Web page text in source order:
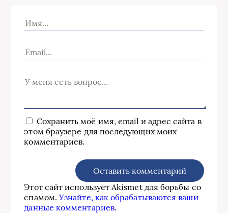
Сохранить моё имя, email и адрес сайта в
этом браузере для последующих моих
комментариев.
Этот сайт использует Akismet для борьбы со
спамом.Узнайте, как обрабатываются ваши
данные комментариев.